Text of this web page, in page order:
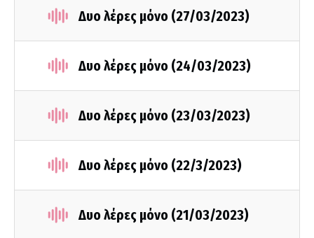
Δυο λέρες μόνο (27/03/2023)
Δυο λέρες μόνο (24/03/2023)
Δυο λέρες μόνο (23/03/2023)
Δυο λέρες μόνο (22/3/2023)
Δυο λέρες μόνο (21/03/2023)